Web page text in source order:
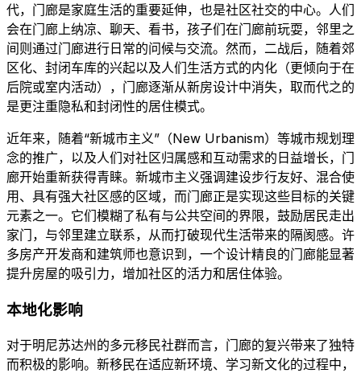
代，门廊是家庭生活的重要延伸，也是社区社交的中心。人们
会在门廊上纳凉、聊天、看书，孩子们在门廊前玩耍，邻里之
间则通过门廊进行日常的问候与交流。然而，二战后，随着郊
区化、封闭车库的兴起以及人们生活方式的内化（更倾向于在
后院或室内活动），门廊逐渐从新房设计中消失，取而代之的
是更注重隐私和封闭性的居住模式。
近年来，随着“新城市主义”（New Urbanism）等城市规划理
念的推广，以及人们对社区归属感和互动需求的日益增长，门
廊开始重新获得青睐。新城市主义强调建设步行友好、混合使
用、具有强大社区感的区域，而门廊正是实现这些目标的关键
元素之一。它们模糊了私有与公共空间的界限，鼓励居民走出
家门，与邻里建立联系，从而打破现代生活带来的隔阂感。许
多房产开发商和建筑师也意识到，一个设计精良的门廊能显著
提升房屋的吸引力，增加社区的活力和居住体验。
本地化影响
对于明尼苏达州的多元移民社群而言，门廊的复兴带来了独特
而积极的影响。新移民在适应新环境、学习新文化的过程中，